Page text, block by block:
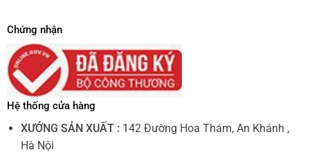
Chứng nhận
Hệ thống cửa hàng
XƯỞNG SẢN XUẤT : 142 Đường Hoa Thám, An Khánh ,
Hà Nội